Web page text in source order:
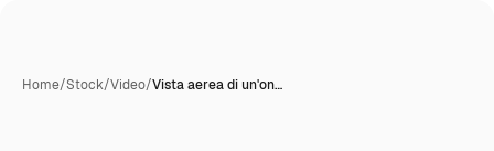
Home/Stock/Video/Vista aerea di un'on…